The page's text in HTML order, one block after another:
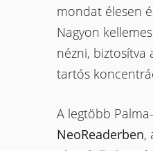
mondat élesen
Nagyon
nézni, biztosítva
tartós
A legtöbb
NeoReaderben,